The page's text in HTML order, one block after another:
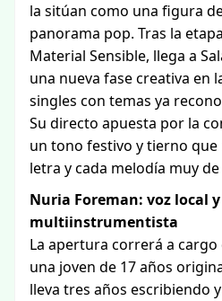
la sitúan como una figura
panorama pop. Tras la
Material Sensible, llega a
una nueva fase creativa en
singles con temas ya
Su directo apuesta por la
un tono festivo y tierno
letra y cada melodía muy de
Nuria Foreman: voz local y
multiinstrumentista
La apertura correrá a cargo
una joven de 17 años
lleva tres años escribiendo